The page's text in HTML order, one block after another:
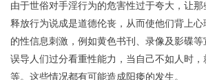
由于世俗对手淫行为的危害性过于夸大，让
释放行为说成是道德伦丧，从而使他们背上心
的性信息刺激，例如黄色书刊、录像及影碟等
误导人们过分看重性能力，当自己不如人时
等。这些情况都有可能造成阳痿的发生。